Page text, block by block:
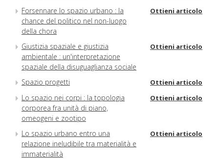
Forsennare lo spazio urbano : la
chance del politico nel non-luogo
della chora
Ottieni articolo
Giustizia spaziale e giustizia
ambientale : un'interpretazione
spaziale della disuguaglianza sociale
Ottieni articolo
Spazio progetti Ottieni articolo
Lo spazio nei corpi : la topologia
corporea fra unità di piano,
omeogeni e zootipo
Ottieni articolo
Lo spazio urbano entro una
relazione ineludibile tra materialità e
immaterialità
Ottieni articolo